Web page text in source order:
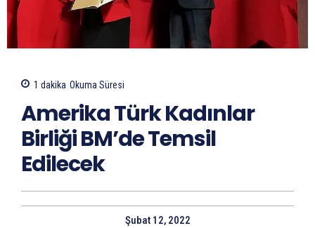
1 dakika Okuma Süresi
Amerika Türk Kadınlar
Birliği BM’de Temsil
Edilecek
Şubat 12, 2022